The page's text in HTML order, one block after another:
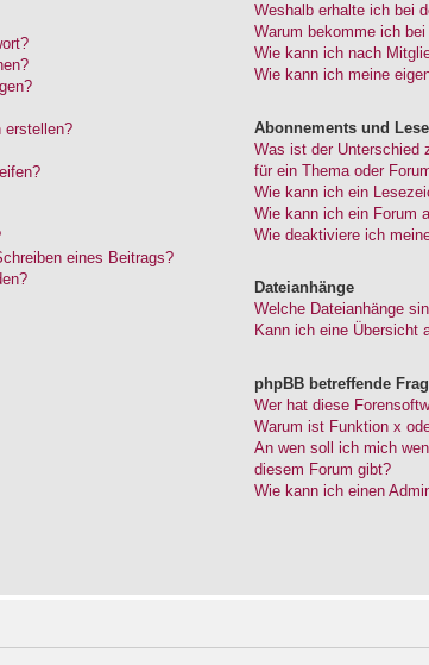
erstellen?
eines Beitrags?
Weshalb erhalte ich bei
Warum bekomme ich
Wie kann ich nach
Wie kann ich meine
Abonnements und
Was ist der Unterschied
für ein Thema oder
Wie kann ich ein
Wie kann ich ein Forum
Wie deaktiviere ich
Dateianhänge
Welche Dateianhänge
Kann ich eine Übersicht
phpBB betreffende
Wer hat diese
Warum ist Funktion x
An wen soll ich mich
diesem Forum gibt?
Wie kann ich einen